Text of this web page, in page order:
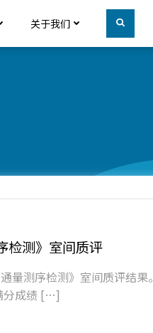
关于我们
检测》室间质评
量测序检测》室间质评结果。
分成绩 […]